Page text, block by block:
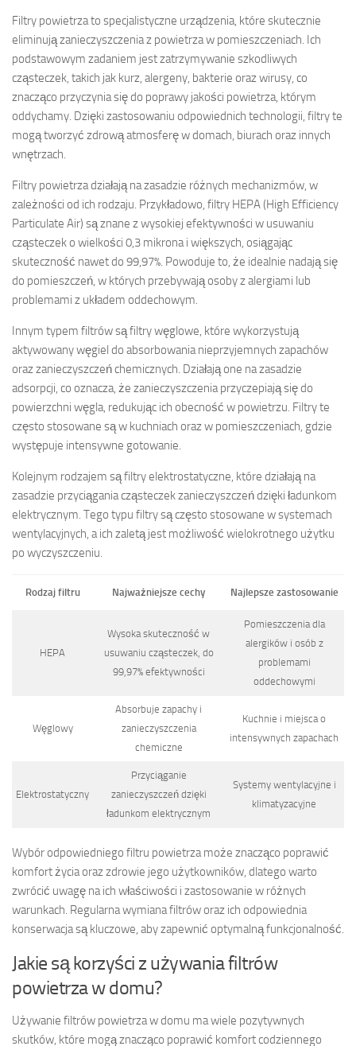
Filtry powietrza to specjalistyczne urządzenia, które skutecznie
eliminują zanieczyszczenia z powietrza w pomieszczeniach. Ich
podstawowym zadaniem jest zatrzymywanie szkodliwych
cząsteczek, takich jak kurz, alergeny, bakterie oraz wirusy, co
znacząco przyczynia się do poprawy jakości powietrza, którym
oddychamy. Dzięki zastosowaniu odpowiednich technologii, filtry te
mogą tworzyć zdrową atmosferę w domach, biurach oraz innych
wnętrzach.
Filtry powietrza działają na zasadzie różnych mechanizmów, w
zależności od ich rodzaju. Przykładowo, filtry HEPA (High Efficiency
Particulate Air) są znane z wysokiej efektywności w usuwaniu
cząsteczek o wielkości 0,3 mikrona i większych, osiągając
skuteczność nawet do 99,97%. Powoduje to, że idealnie nadają się
do pomieszczeń, w których przebywają osoby z alergiami lub
problemami z układem oddechowym.
Innym typem filtrów są filtry węglowe, które wykorzystują
aktywowany węgiel do absorbowania nieprzyjemnych zapachów
oraz zanieczyszczeń chemicznych. Działają one na zasadzie
adsorpcji, co oznacza, że zanieczyszczenia przyczepiają się do
powierzchni węgla, redukując ich obecność w powietrzu. Filtry te
często stosowane są w kuchniach oraz w pomieszczeniach, gdzie
występuje intensywne gotowanie.
Kolejnym rodzajem są filtry elektrostatyczne, które działają na
zasadzie przyciągania cząsteczek zanieczyszczeń dzięki ładunkom
elektrycznym. Tego typu filtry są często stosowane w systemach
wentylacyjnych, a ich zaletą jest możliwość wielokrotnego użytku
po wyczyszczeniu.
Rodzaj filtru Najważniejsze cechy Najlepsze zastosowanie
HEPA
Wysoka skuteczność w
usuwaniu cząsteczek, do
99,97% efektywności
Pomieszczenia dla
alergików i osób z
problemami
oddechowymi
Węglowy
Absorbuje zapachy i
zanieczyszczenia
chemiczne
Kuchnie i miejsca o
intensywnych zapachach
Elektrostatyczny
Przyciąganie
zanieczyszczeń dzięki
ładunkom elektrycznym
Systemy wentylacyjne i
klimatyzacyjne
Wybór odpowiedniego filtru powietrza może znacząco poprawić
komfort życia oraz zdrowie jego użytkowników, dlatego warto
zwrócić uwagę na ich właściwości i zastosowanie w różnych
warunkach. Regularna wymiana filtrów oraz ich odpowiednia
konserwacja są kluczowe, aby zapewnić optymalną funkcjonalność.
Jakie są korzyści z używania filtrów
powietrza w domu?
Używanie filtrów powietrza w domu ma wiele pozytywnych
skutków, które mogą znacząco poprawić komfort codziennego